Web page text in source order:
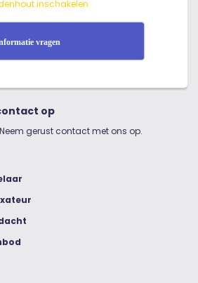
inschakelen
vragen
op
gerust contact met ons op.